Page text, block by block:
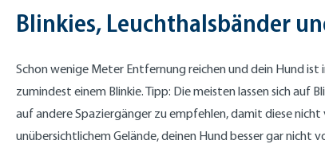
Blinkies, Leuchthalsbänder
Schon wenige Meter Entfernung reichen und dein Hund
zumindest einem Blinkie. Tipp: Die meisten lassen sich
auf andere Spaziergänger zu empfehlen, damit diese
unübersichtlichem Gelände, deinen Hund besser gar nicht